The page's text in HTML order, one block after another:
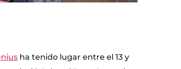
ha tenido lugar entre el 13 y